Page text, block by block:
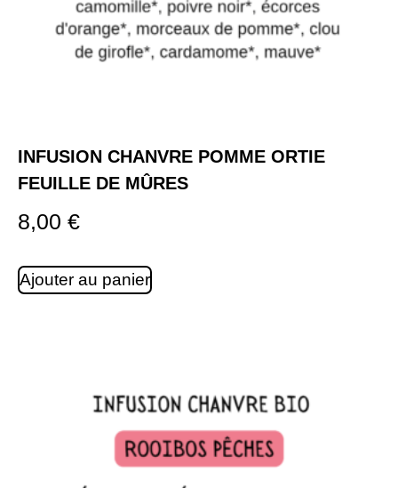
INFUSION CHANVRE POMME ORTIE
FEUILLE DE MÛRES
8,00 €
Ajouter au panier